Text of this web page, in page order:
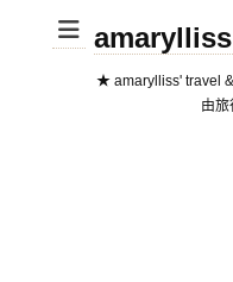
★ amarylliss' travel
由旅